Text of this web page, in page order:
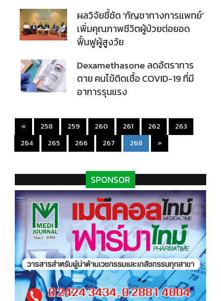
ผลวิจัยชี้ชัด ‘กัญชาทางการแพทย์’
เพิ่มคุณภาพชีวิตผู้ป่วยต่อยอด
ฟื้นฟูผู้สูงวัย
Dexamethasone ลดอัตราการ
ตาย คนไข้ติดเชื้อ COVID-19 ที่มี
อาการรุนแรง
« 258 259 260 261 262
263
264
265 266 267 268 (current)
»
SPONSOR